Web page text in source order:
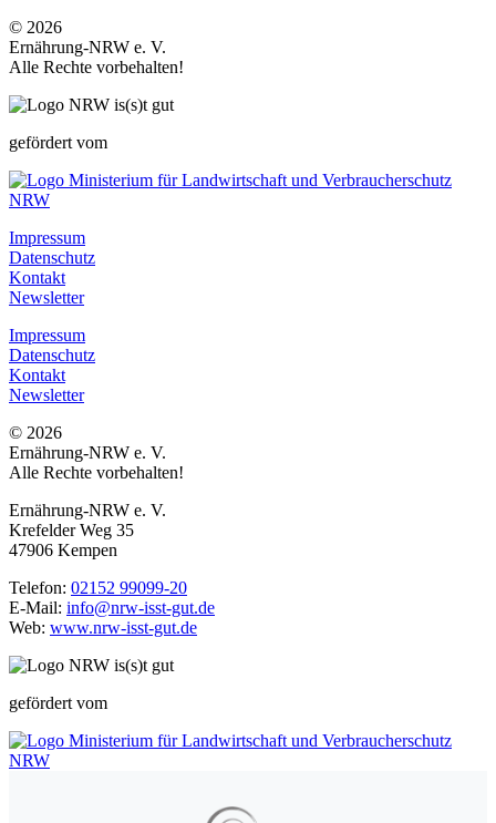
© 2026
Ernährung-NRW e. V.
Alle Rechte vorbehalten!
gefördert vom
Impressum
Datenschutz
Kontakt
Newsletter
Impressum
Datenschutz
Kontakt
Newsletter
© 2026
Ernährung-NRW e. V.
Alle Rechte vorbehalten!
Ernährung-NRW e. V.
Krefelder Weg 35
47906 Kempen
Telefon: 02152 99099-20
E-Mail: info@nrw-isst-gut.de
Web: www.nrw-isst-gut.de
gefördert vom